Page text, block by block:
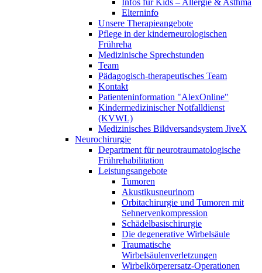
Infos für Kids – Allergie & Asthma
Elterninfo
Unsere Therapieangebote
Pflege in der kinderneurologischen
Frühreha
Medizinische Sprechstunden
Team
Pädagogisch-therapeutisches Team
Kontakt
Patienteninformation "AlexOnline"
Kindermedizinischer Notfalldienst
(KVWL)
Medizinisches Bildversandsystem JiveX
Neurochirurgie
Department für neurotraumatologische
Frührehabilitation
Leistungsangebote
Tumoren
Akustikusneurinom
Orbitachirurgie und Tumoren mit
Sehnervenkompression
Schädelbasischirurgie
Die degenerative Wirbelsäule
Traumatische
Wirbelsäulenverletzungen
Wirbelkörperersatz-Operationen